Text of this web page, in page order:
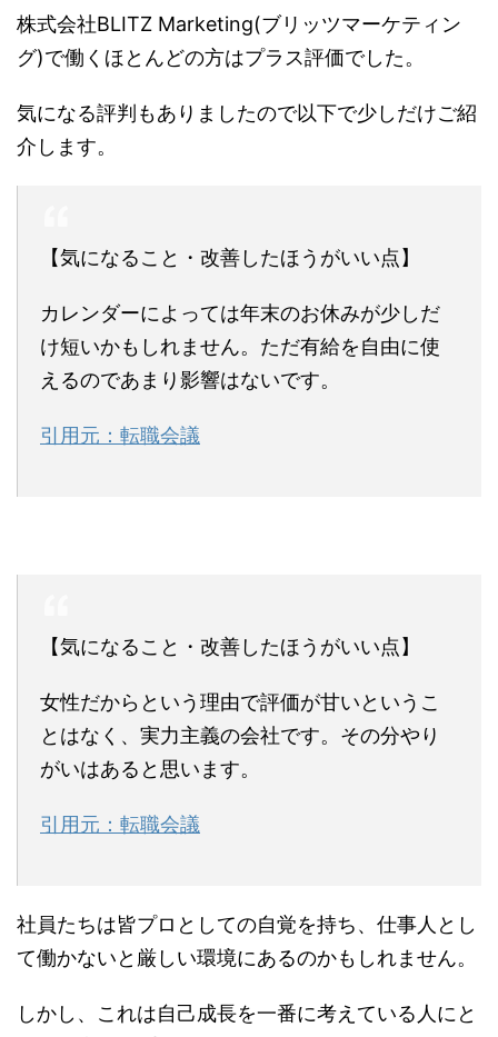
株式会社BLITZ Marketing(ブリッツマーケティン
グ)で働くほとんどの方はプラス評価でした。
気になる評判もありましたので以下で少しだけご紹
介します。
【気になること・改善したほうがいい点】
カレンダーによっては年末のお休みが少しだ
け短いかもしれません。ただ有給を自由に使
えるのであまり影響はないです。
引用元：転職会議
【気になること・改善したほうがいい点】
女性だからという理由で評価が甘いというこ
とはなく、実力主義の会社です。その分やり
がいはあると思います。
引用元：転職会議
社員たちは皆プロとしての自覚を持ち、仕事人とし
て働かないと厳しい環境にあるのかもしれません。
しかし、これは自己成長を一番に考えている人にと